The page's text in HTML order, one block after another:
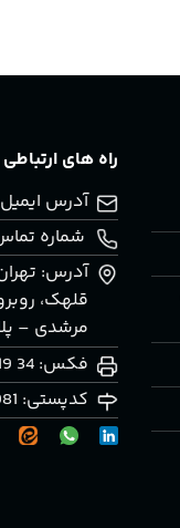
راه های ارتباطی
آدرس
شماره تماس: 51 018 229 الی 54
آدرس:
قلهک،
مرشدی –
فکس: 34 019 229 (021)
کدپستی: 76981-19137